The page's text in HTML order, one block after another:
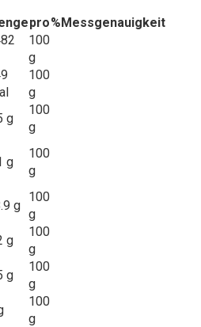
pro%Messgenauigkeit
100
g
100
g
g
100
g
g
100
g
g
100
g
g
100
g
g
100
g
100
g